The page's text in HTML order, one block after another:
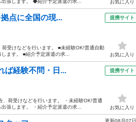
お気に入り
点に全国の現...
受けなどを行います。 ■未経験OK!普通自動
ます。 ■紹介予定派遣の求...
提携サイト
お気に入り
ば経験不問・日...
、荷受けなどを行います。 ・未経験OK!普通
張します。 ・紹介予定派遣の求...
提携サイト
お気に入り
更新08月07日